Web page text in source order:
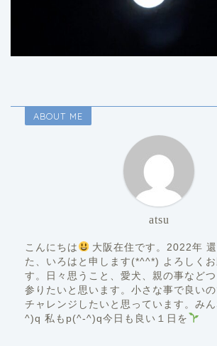
ABOUT ME
atsu
こんにちは
大阪在住です。2022年
た、いろはと申します(*^^*) よろしくお
す。日々思うこと、愛犬、親の事など
参りたいと思います。小さな事で良い
チャレンジしたいと思っています。み
^)q 私もp(^-^)q今日も良い１日を